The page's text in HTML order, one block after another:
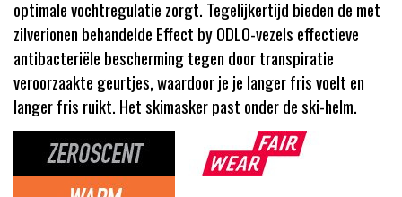
optimale vochtregulatie zorgt. Tegelijkertijd bieden de met
zilverionen behandelde Effect by ODLO-vezels effectieve
antibacteriële bescherming tegen door transpiratie
veroorzaakte geurtjes, waardoor je je langer fris voelt en
langer fris ruikt. Het skimasker past onder de ski-helm.